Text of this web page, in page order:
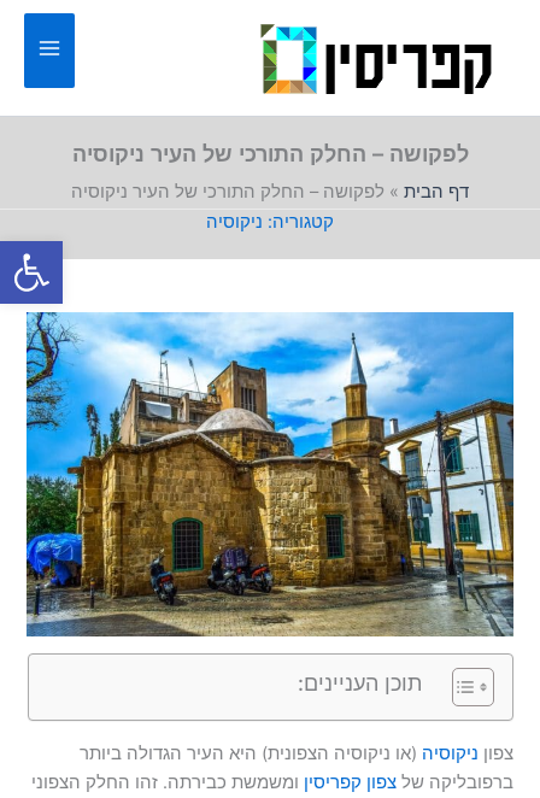
פתח
לפקושה – החלק התורכי של העיר ניקוסיה
דף הבית » לפקושה – החלק התורכי של העיר ניקוסיה
ניקוסיה
תוכן העניינים:
צפון ניקוסיה (או ניקוסיה הצפונית) היא העיר הגדולה ביותר
ברפובליקה שלצפון קפריסין ומשמשת כבירתה. זהו החלק הצפוני